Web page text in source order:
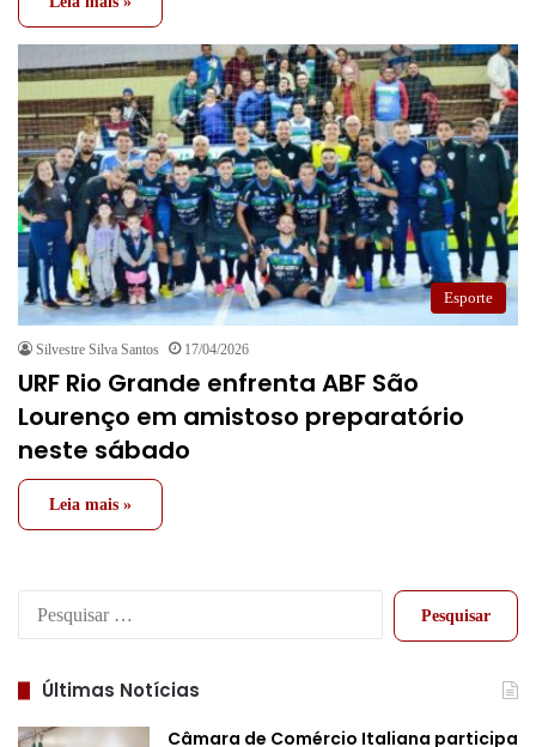
Esporte
Silvestre Silva Santos 17/04/2026
URF Rio Grande enfrenta ABF São
Lourenço em amistoso preparatório
neste sábado
Leia mais »
Pesquisar
Últimas Notícias
Câmara de Comércio Italiana participa